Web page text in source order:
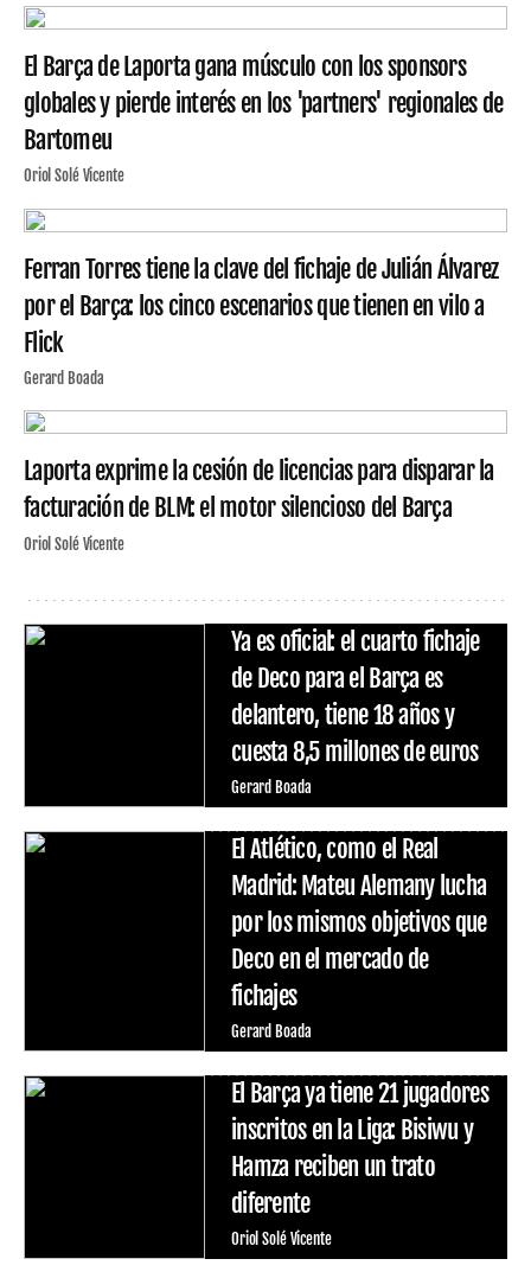
El Barça de Laporta gana músculo con los sponsors
globales y pierde interés en los 'partners' regionales de
Bartomeu
Oriol Solé Vicente
Ferran Torres tiene la clave del fichaje de Julián Álvarez
por el Barça: los cinco escenarios que tienen en vilo a
Flick
Gerard Boada
Laporta exprime la cesión de licencias para disparar la
facturación de BLM: el motor silencioso del Barça
Oriol Solé Vicente
Ya es oficial: el cuarto fichaje
de Deco para el Barça es
delantero, tiene 18 años y
cuesta 8,5 millones de euros
Gerard Boada
El Atlético, como el Real
Madrid: Mateu Alemany lucha
por los mismos objetivos que
Deco en el mercado de
fichajes
Gerard Boada
El Barça ya tiene 21 jugadores
inscritos en la Liga: Bisiwu y
Hamza reciben un trato
diferente
Oriol Solé Vicente